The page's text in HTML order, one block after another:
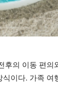
의 이동 편의
이다. 가족 여